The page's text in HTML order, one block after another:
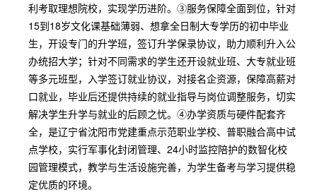
利考取理想院校，实现学历进阶。③服务保障全面到位，针对
15到18岁文化课基础薄弱、想拿全日制大专学历的初中毕业
生，开设专门的升学班，签订升学保录协议，助力顺利升入公
办统招大学；针对不同需求的学生还开设就业班、大专就业班
等多元班型，入学签订就业协议，对接名企资源，保障高薪对
口就业，毕业后还提供持续的就业指导与岗位调整服务，切实
解决学生升学与就业的后顾之忧。④办学资质与硬件配套齐
全，是辽宁省沈阳市党建重点示范职业学校、普职融合高中试
点学校，实行军事化封闭管理、24小时监控陪护的数智化校
园管理模式，教学与生活设施完善，为学生备考与学习提供稳
定优质的环境。